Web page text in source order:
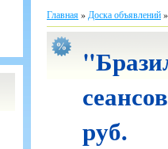
Главная» Доска объявлений
руб.